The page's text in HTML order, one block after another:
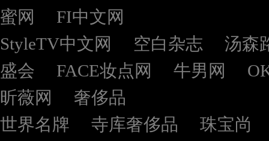
蜜网
FI中文网
StyleTV中文网
空白杂志
汤森
盛会
FACE妆点网 牛男网
昕薇网
奢侈品
世界名牌
寺库奢侈品
珠宝尚